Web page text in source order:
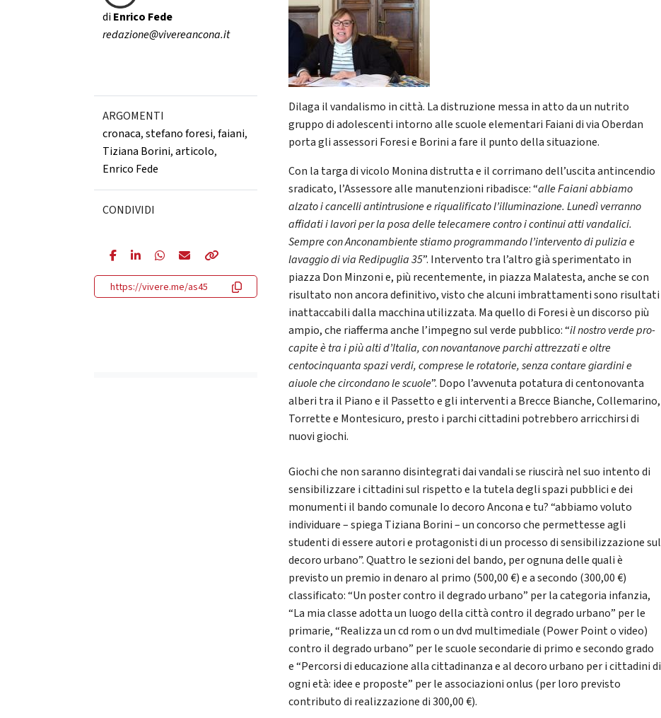
diEnrico Fede
redazione@vivereancona.it
ARGOMENTI
cronaca,stefano foresi,faiani,
Tiziana Borini,articolo,
Enrico Fede
CONDIVIDI
https://vivere.me/as45
Dilaga il vandalismo in città. La distruzione messa in atto da un nutrito
gruppo di adolescenti intorno alle scuole elementari Faiani di via Oberdan
porta gli assessori Foresi e Borini a fare il punto della situazione.
Con la targa di vicolo Monina distrutta e il corrimano dell’uscita antincendio
sradicato, l’Assessore alle manutenzioni ribadisce: “alle Faiani abbiamo
alzato i cancelli antintrusione e riqualificato l’illuminazione. Lunedì verranno
affidati i lavori per la posa delle telecamere contro i continui atti vandalici.
Sempre con Anconambiente stiamo programmando l’intervento di pulizia e
lavaggio di via Redipuglia 35”. Intervento tra l’altro già sperimentato in
piazza Don Minzoni e, più recentemente, in piazza Malatesta, anche se con
risultato non ancora definitivo, visto che alcuni imbrattamenti sono risultati
inattaccabili dalla macchina utilizzata. Ma quello di Foresi è un discorso più
ampio, che riafferma anche l’impegno sul verde pubblico: “il nostro verde pro-
capite è tra i più alti d’Italia, con novantanove parchi attrezzati e oltre
centocinquanta spazi verdi, comprese le rotatorie, senza contare giardini e
aiuole che circondano le scuole”. Dopo l’avvenuta potatura di centonovanta
alberi tra il Piano e il Passetto e gli interventi a Brecce Bianche, Collemarino,
Torrette e Montesicuro, presto i parchi cittadini potrebbero arricchirsi di
nuovi giochi.
Giochi che non saranno disintegrati dai vandali se riuscirà nel suo intento di
sensibilizzare i cittadini sul rispetto e la tutela degli spazi pubblici e dei
monumenti il bando comunale Io decoro Ancona e tu? “abbiamo voluto
individuare – spiega Tiziana Borini – un concorso che permettesse agli
studenti di essere autori e protagonisti di un processo di sensibilizzazione sul
decoro urbano”. Quattro le sezioni del bando, per ognuna delle quali è
previsto un premio in denaro al primo (500,00 €) e a secondo (300,00 €)
classificato: “Un poster contro il degrado urbano” per la categoria infanzia,
“La mia classe adotta un luogo della città contro il degrado urbano” per le
primarie, “Realizza un cd rom o un dvd multimediale (Power Point o video)
contro il degrado urbano” per le scuole secondarie di primo e secondo grado
e “Percorsi di educazione alla cittadinanza e al decoro urbano per i cittadini di
ogni età: idee e proposte” per le associazioni onlus (per loro previsto
contributo di realizzazione di 300,00 €).